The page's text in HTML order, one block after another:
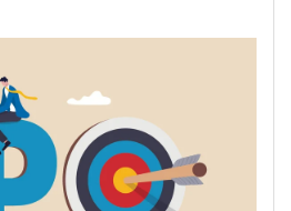
マース
クラウドコンピューティング
理